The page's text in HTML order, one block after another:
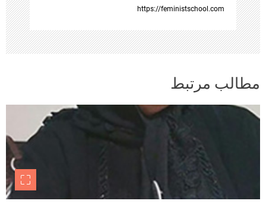
ا
https://feministschool.com
مطالب مرتبط